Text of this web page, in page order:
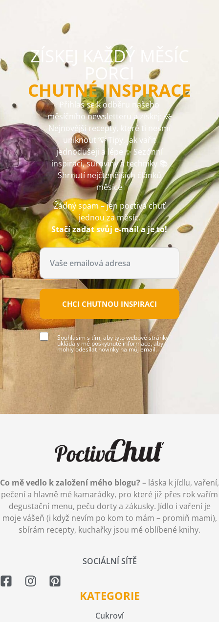
ZÍSKEJ KAŽDÝ MĚSÍC
PORCI
CHUTNÉ INSPIRACE
Přihlas se k odběru našeho
měsíčního newsletteru a získej: 🥘
Nejnovější recepty, které ti nesmí
uniknout 💡 Tipy, jak vařit
jednodušeji a lépe ✨ Sezónní
inspiraci, suroviny a techniky 📚
Shrnutí nejčtenějších článků
měsíce
Žádný spam – jen poctivá chuť
jednou za měsíc.
Stačí zadat svůj e-mail a je to!
CHCI CHUTNOU INSPIRACI
Souhlasím s tím, aby tyto webové stránky
ukládaly mé poskytnuté informace, aby
mohly odesílat novinky na můj email.
Co mě vedlo k založení mého blogu? – láska k jídlu, vaření,
pečení a hlavně mé kamarádky, pro které již přes rok vařím
degustační menu, peču dorty a zákusky. Jídlo i vaření je
moje vášeň (i když nevím po kom to mám – promiň mami),
sbírám recepty, kuchařky jsou mé oblíbené knihy.
SOCIÁLNÍ SÍTĚ
KATEGORIE
Cukroví